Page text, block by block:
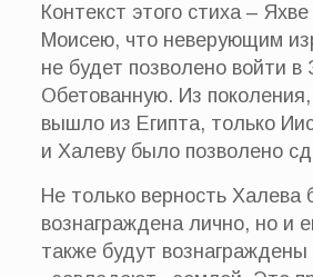
Контекст этого стиха – Яхве
Моисею, что неверующим
не будет позволено войти
Обетованную. Из
вышло из Египта, только
и Халеву было позволено
Не только верность Халева
вознаграждена лично, но и
также будут вознаграждены